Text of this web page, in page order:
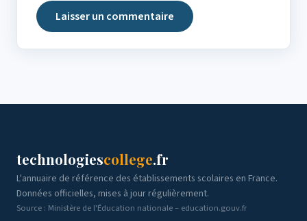
technologiescollege.fr
L'annuaire de référence des établissements scolaires en France.
Données officielles, mises à jour régulièrement.
Source : Ministère de l'Éducation nationale – education.gouv.fr